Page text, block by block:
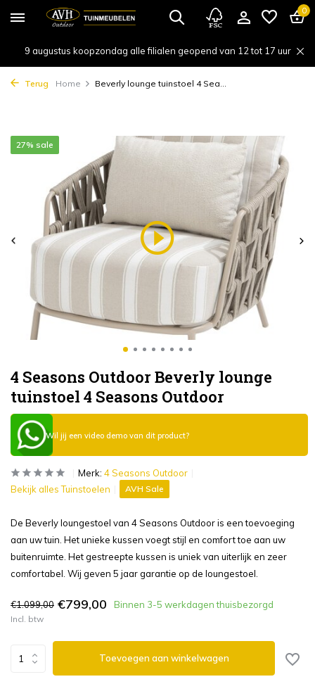
0
9 augustus koopzondag alle filialen geopend van 12 tot 17 uur
Terug Home Beverly lounge tuinstoel 4 Sea...
4 Seasons Outdoor Beverly lounge
tuinstoel 4 Seasons Outdoor
27% sale
Wil jij een video demo van dit product?
Merk: 4 Seasons Outdoor
Bekijk alles Tuinstoelen
AVH Sale
De Beverly loungestoel van 4 Seasons Outdoor is een toevoeging
aan uw tuin. Het unieke kussen voegt stijl en comfort toe aan uw
buitenruimte. Het gestreepte kussen is uniek van uiterlijk en zeer
comfortabel. Wij geven 5 jaar garantie op de loungestoel.
€1.099,00 €799,00 Binnen 3-5 werkdagen thuisbezorgd
Incl. btw
Toevoegen aan winkelwagen